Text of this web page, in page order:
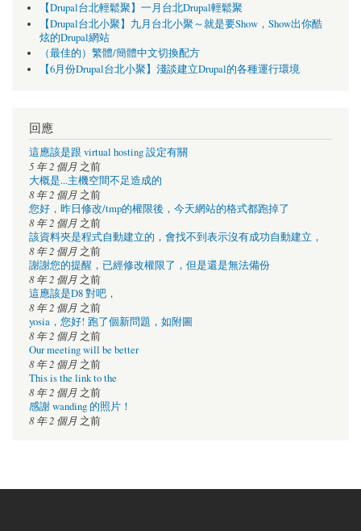
【Drupal台北輕鬆聚】一月台北Drupal輕鬆聚
【Drupal台北小聚】九月台北小聚～就是要Show，Show出你酷
炫的Drupal網站
（最佳的）繁體/簡體中文切換配方
【6月份Drupal台北小聚】淺談建立Drupal的各種運行環境
回應
這應該是跟 virtual hosting 設定有關
5 年 2 個月 之前
大概是...主機空間不足造成的
8 年 2 個月 之前
您好，昨日修改/tmp的權限後，今天網站的格式都跑掉了
8 年 2 個月 之前
該資料夾是程式自動建立的，會找不到表示沒有成功自動建立，
8 年 2 個月 之前
謝謝您的提醒，已經修改權限了，但是還是無法備份
8 年 2 個月 之前
這應該是D8 對吧，
8 年 2 個月 之前
yosia，您好! 跑了個新問題，如附圖
8 年 2 個月 之前
Our meeting will be better
8 年 2 個月 之前
This is the link to the
8 年 2 個月 之前
感謝 wanding 的照片！
8 年 2 個月 之前